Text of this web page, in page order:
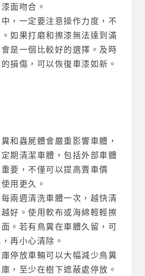
面吻合。
，一定要注意操作力度，不
如果打磨和擦漆無法達到滿
是一個比較好的選擇。及時
損傷，可以恢復車漆如新。
和蟲屍體會嚴重影響車體，
期清潔車體，包括外部車體
要，不僅可以提高賣車價
用更久。
兩週清洗車體一次，越快清
好。使用軟布或海綿輕輕擦
。若有鳥糞在車體久留，可
再小心清除。
停放車輛可以大幅減少鳥糞
，至少在樹下遮蔽處停放。